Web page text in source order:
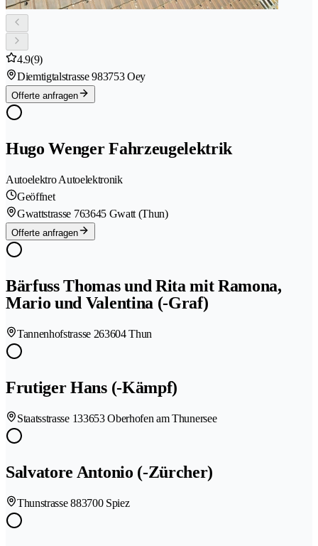
4.9(9)
Diemtigtalstrasse 983753 Oey
Offerte anfragen
Hugo Wenger Fahrzeugelektrik
Autoelektro Autoelektronik
Geöffnet
Gwattstrasse 763645 Gwatt (Thun)
Offerte anfragen
Bärfuss Thomas und Rita mit Ramona,
Mario und Valentina (-Graf)
Tannenhofstrasse 263604 Thun
Frutiger Hans (-Kämpf)
Staatsstrasse 133653 Oberhofen am Thunersee
Salvatore Antonio (-Zürcher)
Thunstrasse 883700 Spiez